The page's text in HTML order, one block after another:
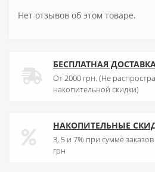
Нет отзывов об этом товаре.
БЕСПЛАТНАЯ
От 2000 грн. (Не
накопительной скидки)
НАКОПИТЕЛЬНЫЕ
3, 5 и 7% при сумме
грн